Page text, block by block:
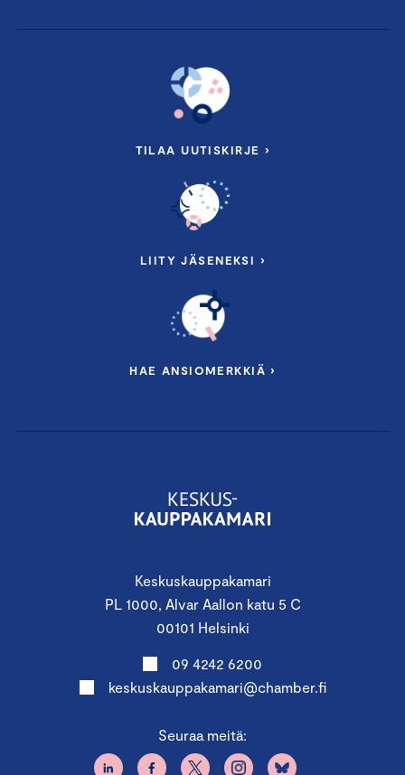
Keskuskauppakamari
PL 1000, Alvar Aallon katu 5 C
00101 Helsinki
09 4242 6200
keskuskauppakamari@chamber.fi
Seuraa meitä:
TILAA UUTISKIRJE ›
LIITY JÄSENEKSI ›
HAE ANSIOMERKKIÄ ›